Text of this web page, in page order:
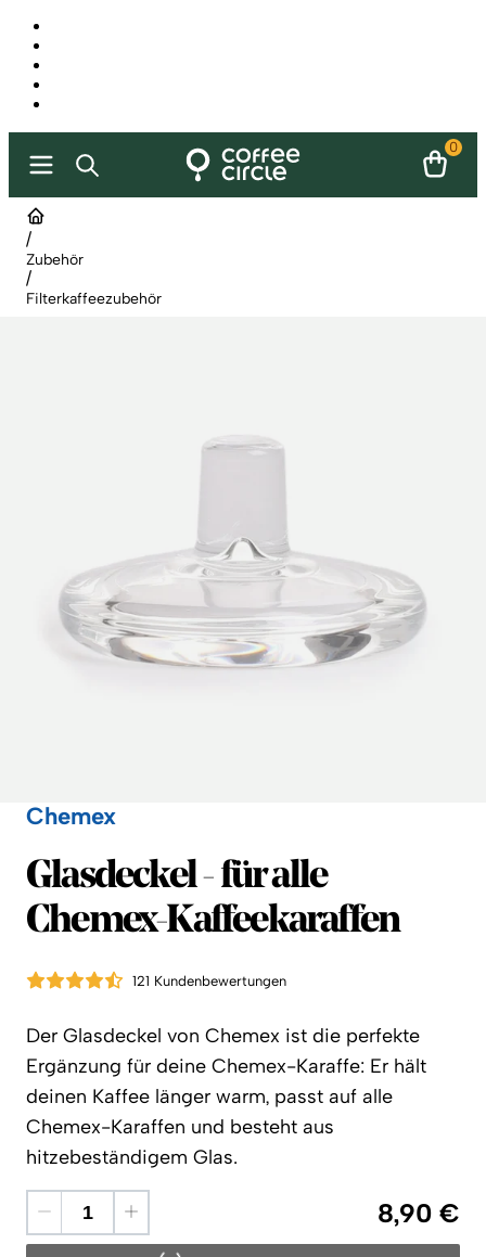
0
/
Zubehör
/
Filterkaffeezubehör
Chemex
Chemex
Glasdeckel - für alle
Chemex-Kaffeekaraffen
121 Kundenbewertungen
Der Glasdeckel von Chemex ist die perfekte
Ergänzung für deine Chemex-Karaffe: Er hält
deinen Kaffee länger warm, passt auf alle
Chemex-Karaffen und besteht aus
hitzebeständigem Glas.
8,90 €